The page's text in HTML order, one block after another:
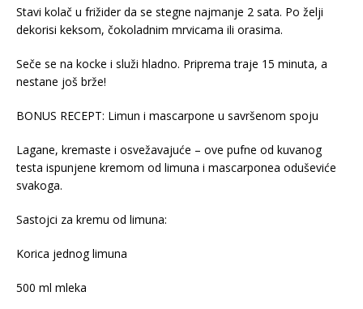
Stavi kolač u frižider da se stegne najmanje 2 sata. Po želji
dekorisi keksom, čokoladnim mrvicama ili orasima.
Seče se na kocke i služi hladno. Priprema traje 15 minuta, a
nestane još brže!
BONUS RECEPT: Limun i mascarpone u savršenom spoju
Lagane, kremaste i osvežavajuće – ove pufne od kuvanog
testa ispunjene kremom od limuna i mascarponea oduševiće
svakoga.
Sastojci za kremu od limuna:
Korica jednog limuna
500 ml mleka